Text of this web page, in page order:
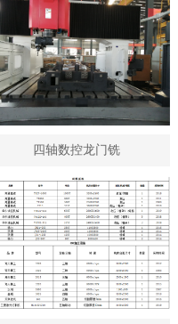
四轴数控龙门铣
四轴数控
龙门铣